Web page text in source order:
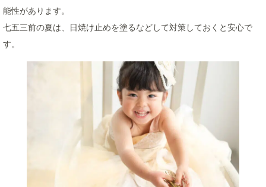
能性があります。
七五三前の夏は、日焼け止めを塗るなどして対策しておくと安心で
す。